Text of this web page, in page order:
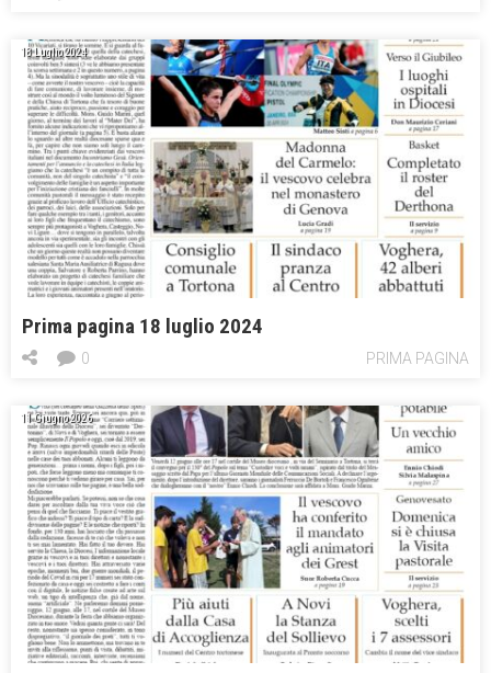
18 Luglio 2024
Prima pagina 18 luglio 2024
PRIMA PAGINA
0
11 Giugno 2026